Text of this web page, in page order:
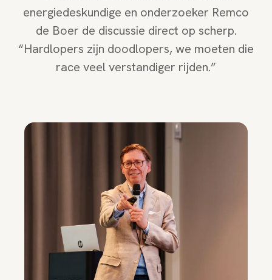
energiedeskundige en onderzoeker Remco
de Boer de discussie direct op scherp.
“Hardlopers zijn doodlopers, we moeten die
race veel verstandiger rijden.”